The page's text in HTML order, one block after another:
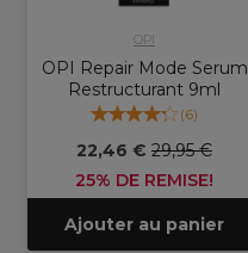
OPI
OPI Repair Mode Serum
Restructurant 9ml
(6)
22,46 € 29,95 €
25% DE REMISE!
Ajouter au panier